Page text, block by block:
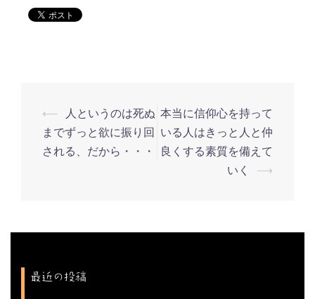
投
稿
ナ
ョ
⟵
人というのは死ぬ
までずっと欲に振り回
される、だから・・・
本当に信仰心を持って
いる人はきっと人と仲
良くする素質を備えて
いく
⟶
最近の投稿